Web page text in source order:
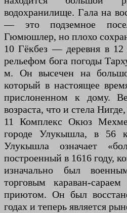
водохранилище. Гала на
— это подземное
Гюмюшлер, но плохо
10 Гёкбез — деревня в
рельефом бога погоды
м. Он высечен на
который в настоящее
прислоненном к дому.
возраста, что и стела
11 Комплекс Окюз
городе Улукышла, в 56
Улукышла означает
построенный в 1616 году,
изначально был
торговым караван-
приютом. Он был
годах и теперь является